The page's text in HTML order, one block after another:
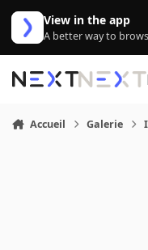
Aller au contenu
View in the app
A better way to
Accueil Galerie